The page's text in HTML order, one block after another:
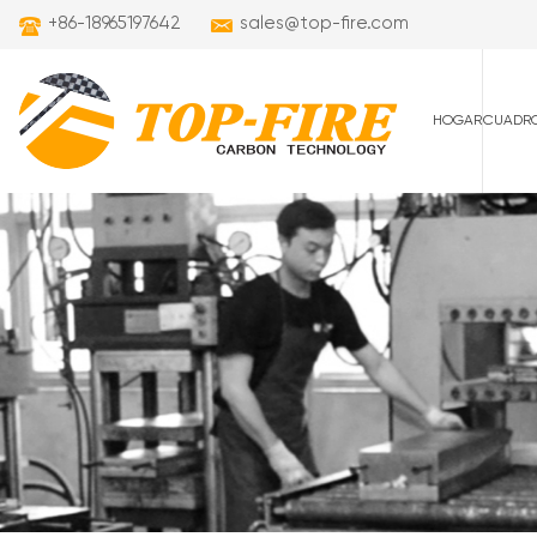
+86-18965197642 sales@top-fire.com
HOGAR